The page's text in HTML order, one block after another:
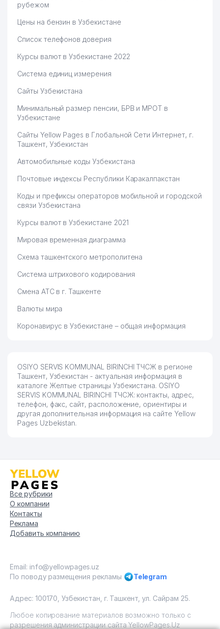
рубежом
Цены на бензин в Узбекистане
Список телефонов доверия
Курсы валют в Узбекистане 2022
Система единиц измерения
Сайты Узбекистана
Минимальный размер пенсии, БРВ и МРОТ в
Узбекистане
Сайты Yellow Pages в Глобальной Сети Интернет, г.
Ташкент, Узбекистан
Автомобильные коды Узбекистана
Почтовые индексы Республики Каракалпакстан
Коды и префиксы операторов мобильной и городской
связи Узбекистана
Курсы валют в Узбекистане 2021
Мировая временная диаграмма
Схема ташкентского метрополитена
Система штрихового кодирования
Смена АТС в г. Ташкенте
Валюты мира
Коронавирус в Узбекистане – общая информация
OSIYO SERVIS KOMMUNAL BIRINCHI ТЧСЖ в регионе
Ташкент, Узбекистан - актуальная информация в
каталоге Желтые страницы Узбекистана. OSIYO
SERVIS KOMMUNAL BIRINCHI ТЧСЖ: контакты, адрес,
телефон, факс, сайт, расположение, ориентиры и
другая дополнительная информация на сайте Yellow
Pages Uzbekistan.
Все рубрики
О компании
Контакты
Реклама
Добавить компанию
Email: info@yellowpages.uz
По поводу размещения рекламы
Telegram
Адрес: 100170, Узбекистан, г. Ташкент, ул. Сайрам 25.
Любое копирование материалов возможно только с
разрешения администрации сайта YellowPages.Uz